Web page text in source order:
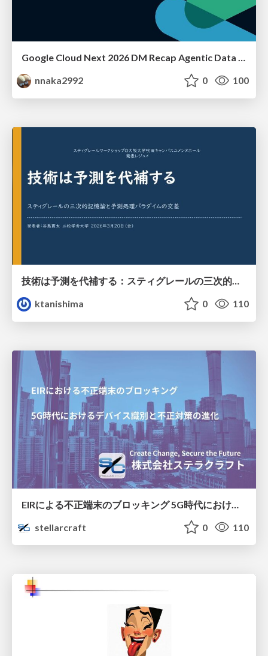
nnaka2992
0 100
技術は予測を代補する：スティグレールの三次的記憶論と予測処理パラダイムの交差
ktanishima
0 110
stellarcraft
0 110